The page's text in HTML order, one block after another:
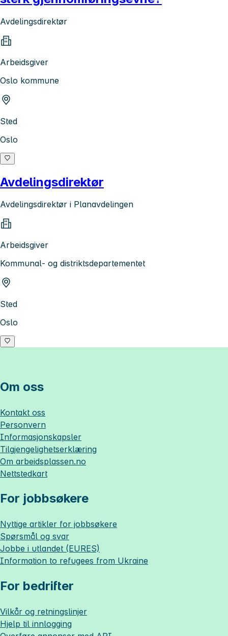
Avdelingsdirektør
Arbeidsgiver
Oslo kommune
Sted
Oslo
Avdelingsdirektør
Avdelingsdirektør i Planavdelingen
Arbeidsgiver
Kommunal- og distriktsdepartementet
Sted
Oslo
Om oss
Kontakt oss
Personvern
Informasjonskapsler
Tilgjengelighetserklæring
Om arbeidsplassen.no
Nettstedkart
For jobbsøkere
Nyttige artikler for jobbsøkere
Spørsmål og svar
Jobbe i utlandet (EURES)
Information to refugees from Ukraine
For bedrifter
Vilkår og retningslinjer
Hjelp til innlogging